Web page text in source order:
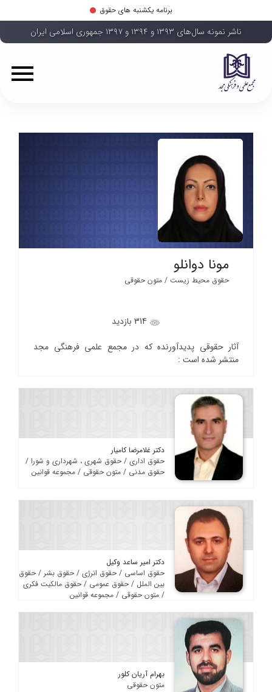
برنامه یکشنبه های حقوق
ناشر نمونه سال‌های ۱۳۹۳ و ۱۳۹۴ و ۱۳۹۷ جمهوری اسلامی ایران
مونا دوانلو
حقوق محیط زیست / متون حقوقی
آثار حقوقی پدیدآورنده که در مجمع علمی فرهنگی مجد
منتشر شده است :
دکتر غلامرضا کامیار
حقوق اداری / حقوق شهری ، شهرداری و شورا /
حقوق مدنی / متون حقوقی / مجموعه قوانین
دکتر امیر ساعد وکیل
حقوق اساسی / حقوق انرژی / حقوق بشر / حقوق
بین الملل / حقوق عمومی / حقوق مالکیت فکری
/ متون حقوقی / مجموعه قوانین
بهرام آریان کلور
متون حقوقی